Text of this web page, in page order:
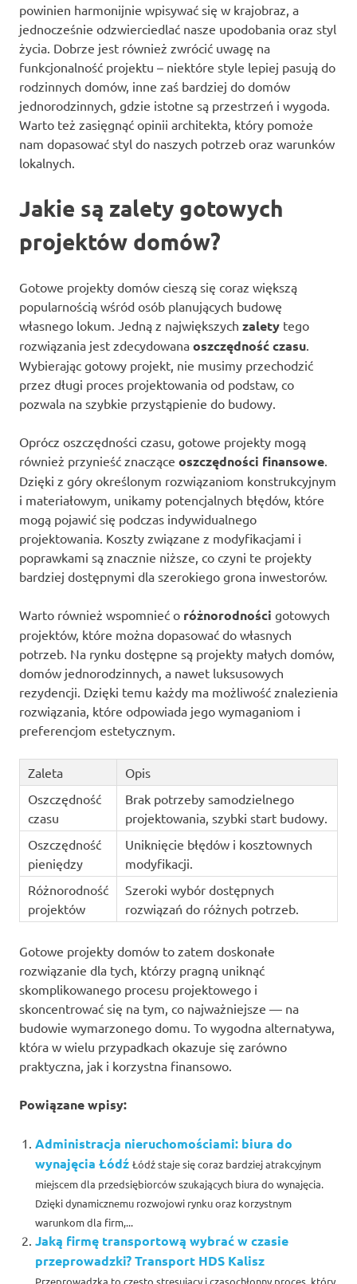
powinien harmonijnie wpisywać się w krajobraz, a
jednocześnie odzwierciedlać nasze upodobania oraz styl
życia. Dobrze jest również zwrócić uwagę na
funkcjonalność projektu – niektóre style lepiej pasują do
rodzinnych domów, inne zaś bardziej do domów
jednorodzinnych, gdzie istotne są przestrzeń i wygoda.
Warto też zasięgnąć opinii architekta, który pomoże
nam dopasować styl do naszych potrzeb oraz warunków
lokalnych.
Jakie są zalety gotowych
projektów domów?
Gotowe projekty domów cieszą się coraz większą
popularnością wśród osób planujących budowę
własnego lokum. Jedną z największych zalety tego
rozwiązania jest zdecydowana oszczędność czasu
Wybierając gotowy projekt, nie musimy przechodzić
przez długi proces projektowania od podstaw, co
pozwala na szybkie przystąpienie do budowy.
Oprócz oszczędności czasu, gotowe projekty mogą
również przynieść znaczące oszczędności finansowe
Dzięki z góry określonym rozwiązaniom konstrukcyjnym
i materiałowym, unikamy potencjalnych błędów, które
mogą pojawić się podczas indywidualnego
projektowania. Koszty związane z modyfikacjami i
poprawkami są znacznie niższe, co czyni te projekty
bardziej dostępnymi dla szerokiego grona inwestorów.
Warto również wspomnieć o różnorodności gotowych
projektów, które można dopasować do własnych
potrzeb. Na rynku dostępne są projekty małych domów,
domów jednorodzinnych, a nawet luksusowych
rezydencji. Dzięki temu każdy ma możliwość znalezienia
rozwiązania, które odpowiada jego wymaganiom i
preferencjom estetycznym.
Zaleta
Opis
Oszczędność
czasu
Brak potrzeby samodzielnego
projektowania, szybki start budowy.
Oszczędność
pieniędzy
Uniknięcie błędów i kosztownych
modyfikacji.
Różnorodność
projektów
Szeroki wybór dostępnych
rozwiązań do różnych potrzeb.
Gotowe projekty domów to zatem doskonałe
rozwiązanie dla tych, którzy pragną uniknąć
skomplikowanego procesu projektowego i
skoncentrować się na tym, co najważniejsze — na
budowie wymarzonego domu. To wygodna alternatywa,
która w wielu przypadkach okazuje się zarówno
praktyczna, jak i korzystna finansowo.
Powiązane wpisy:
Administracja nieruchomościami: biura do
wynajęcia Łódź Łódź staje się coraz bardziej atrakcyjnym
miejscem dla przedsiębiorców szukających biura do wynajęcia.
Dzięki dynamicznemu rozwojowi rynku oraz korzystnym
warunkom dla firm,...
Jaką firmę transportową wybrać w czasie
przeprowadzki? Transport HDS Kalisz
Przeprowadzka to często stresujący i czasochłonny proces, który